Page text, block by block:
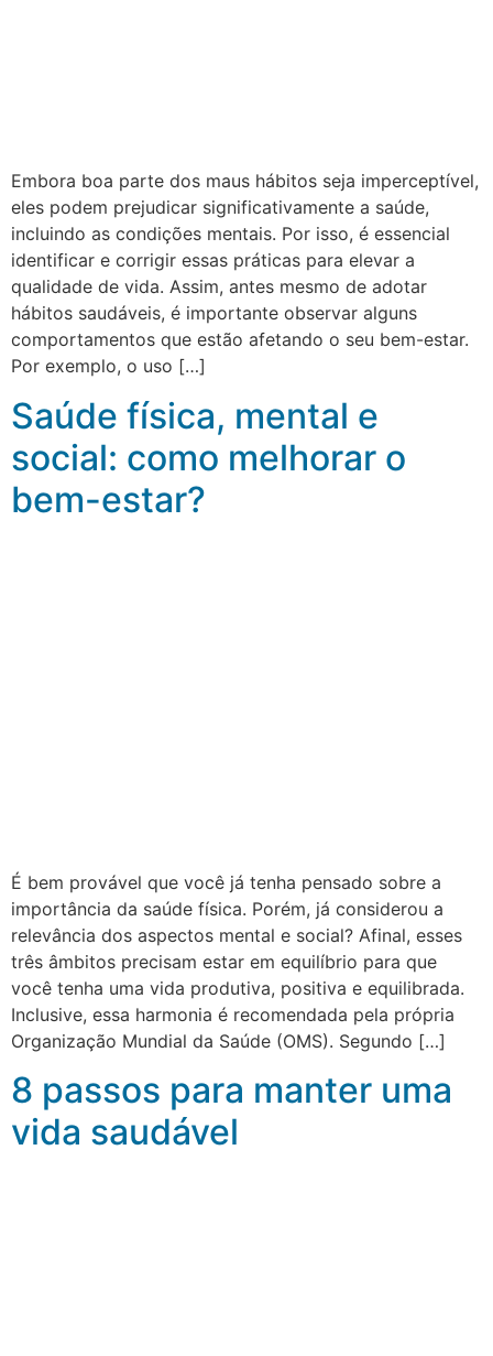
Embora boa parte dos maus hábitos seja imperceptível,
eles podem prejudicar significativamente a saúde,
incluindo as condições mentais. Por isso, é essencial
identificar e corrigir essas práticas para elevar a
qualidade de vida. Assim, antes mesmo de adotar
hábitos saudáveis, é importante observar alguns
comportamentos que estão afetando o seu bem-estar.
Por exemplo, o uso […]
Saúde física, mental e
social: como melhorar o
bem-estar?
É bem provável que você já tenha pensado sobre a
importância da saúde física. Porém, já considerou a
relevância dos aspectos mental e social? Afinal, esses
três âmbitos precisam estar em equilíbrio para que
você tenha uma vida produtiva, positiva e equilibrada.
Inclusive, essa harmonia é recomendada pela própria
Organização Mundial da Saúde (OMS). Segundo […]
8 passos para manter uma
vida saudável